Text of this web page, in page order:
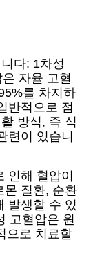
다: 1차성
자율 고혈
를 차지하
반적으로 점
방식, 즉 식
련이 있습니
인해 혈압이
몬 질환, 순환
발생할 수 있
고혈압은 원
으로 치료할